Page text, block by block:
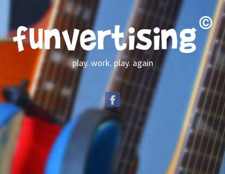
play. work. play. again